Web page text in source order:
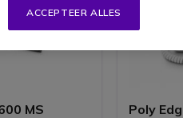
MS Poly
ACCEPTEER ALLES